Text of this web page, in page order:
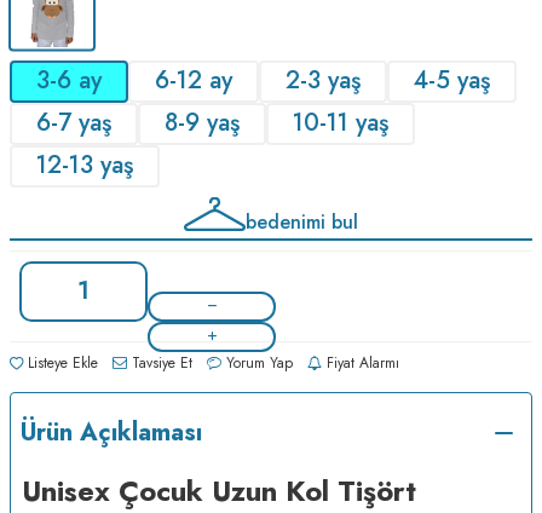
3-6 ay 6-12 ay 2-3 yaş
4-5 yaş
6-7 yaş
8-9 yaş
10-11 yaş
12-13 yaş
bedenimi bul
Listeye Ekle Tavsiye Et Yorum Yap Fiyat Alarmı
Ürün Açıklaması
Unisex Çocuk Uzun Kol Tişört